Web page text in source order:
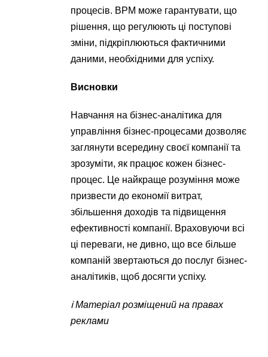
процесів. BPM може гарантувати, що
рішення, що регулюють ці поступові
зміни, підкріплюються фактичними
даними, необхідними для успіху.
Висновки
Навчання на бізнес-аналітика для
управління бізнес-процесами дозволяє
заглянути всередину своєї компанії та
зрозуміти, як працює кожен бізнес-
процес. Це найкраще розуміння може
призвести до економії витрат,
збільшення доходів та підвищення
ефективності компанії. Враховуючи всі
ці переваги, не дивно, що все більше
компаній звертаються до послуг бізнес-
аналітиків, щоб досягти успіху.
ℹ️ Матеріал розміщений на правах
реклами